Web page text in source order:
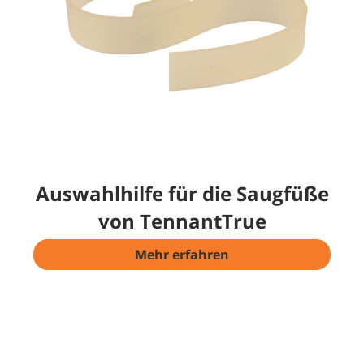
Auswahlhilfe für die Saugfüße
von TennantTrue
Mehr erfahren